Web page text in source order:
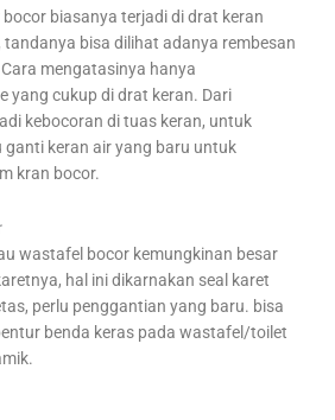
bocor biasanya terjadi di drat keran
tandanya bisa dilihat adanya rembesan
mengatasinya hanya
yang cukup di drat keran. Dari
kebocoran di tuas keran, untuk
ganti keran air yang baru untuk
kran bocor.
wastafel bocor kemungkinan besar
hal ini dikarnakan seal karet
perlu penggantian yang baru. bisa
benda keras pada wastafel/toilet